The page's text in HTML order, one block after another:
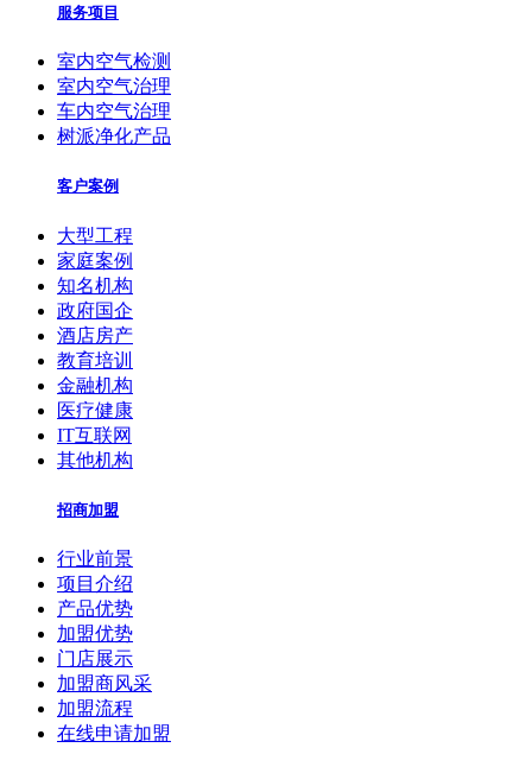
服务项目
室内空气检测
室内空气治理
车内空气治理
树派净化产品
客户案例
大型工程
家庭案例
知名机构
政府国企
酒店房产
教育培训
金融机构
医疗健康
IT互联网
其他机构
招商加盟
行业前景
项目介绍
产品优势
加盟优势
门店展示
加盟商风采
加盟流程
在线申请加盟